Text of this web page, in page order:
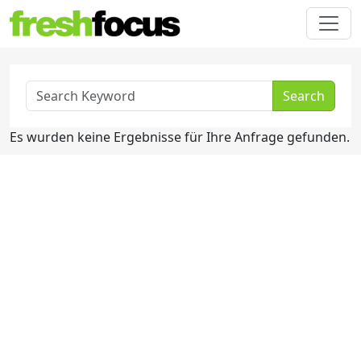
Search
Es wurden keine Ergebnisse für Ihre Anfrage gefunden.